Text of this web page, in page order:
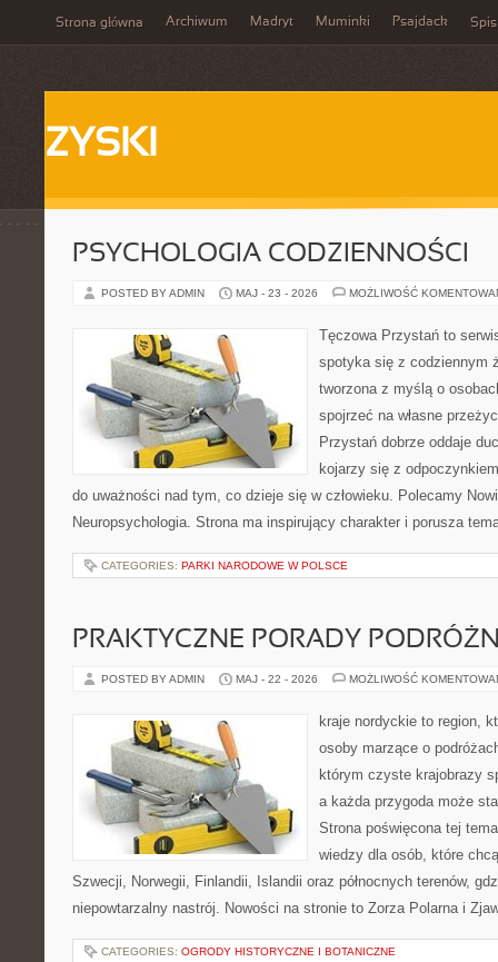
Strona główna Archiwum Madryt Muminki Psajdack Spis
ZYSKI
PSYCHOLOGIA CODZIENNOŚCI
POSTED BY ADMIN MAJ - 23 - 2026 MOŻLIWOŚĆ
Tęczowa Przystań to
spotyka się z codziennym
tworzona z myślą o
spojrzeć na własne
Przystań dobrze oddaje
kojarzy się z
do uważności nad tym, co dzieje się w człowieku. Polecamy
Neuropsychologia. Strona ma inspirujący charakter i porusza
CATEGORIES: PARKI NARODOWE W POLSCE
PRAKTYCZNE PORADY
POSTED BY ADMIN MAJ - 22 - 2026 MOŻLIWOŚĆ
kraje nordyckie to region,
osoby marzące o
którym czyste krajobrazy
a każda przygoda może
Strona poświęcona tej
wiedzy dla osób, które
Szwecji, Norwegii, Finlandii, Islandii oraz północnych terenów,
niepowtarzalny nastrój. Nowości na stronie to Zorza Polarna i
CATEGORIES: OGRODY HISTORYCZNE I BOTANICZNE